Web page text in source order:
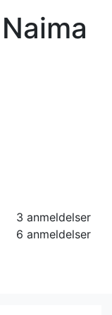
3 anmeldelser
6 anmeldelser